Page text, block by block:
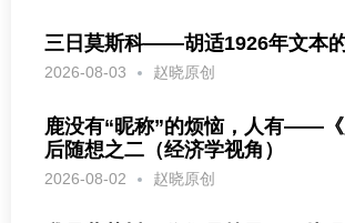
三日莫斯科——胡适1926年文本
2026-08-03 赵晓原创
鹿没有“昵称”的烦恼，人有——
后随想之二（经济学视角）
2026-08-02 赵晓原创